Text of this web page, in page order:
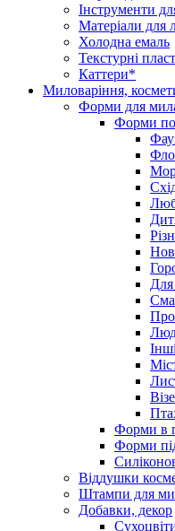
Інструменти
Матеріали для
Холодна емаль
Текстурні
Каттери*
Миловаріння,
Форми для
Форми
Для
Форми в
Форми
Віддушки
Штампи для
Добавки, декор